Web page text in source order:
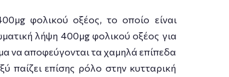
φολικού οξέος, το οποίο είναι
λήψη 400μg φολικού οξέος για
να αποφεύγονται τα χαμηλά επίπεδα
επίσης ρόλο στην κυτταρική